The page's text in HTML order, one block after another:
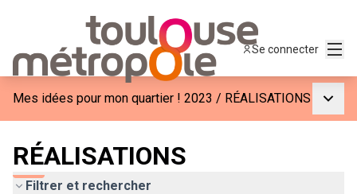
Se connecter
Mes idées pour mon quartier ! 2023 / RÉALISATIONS
RÉALISATIONS
Filtrer et rechercher